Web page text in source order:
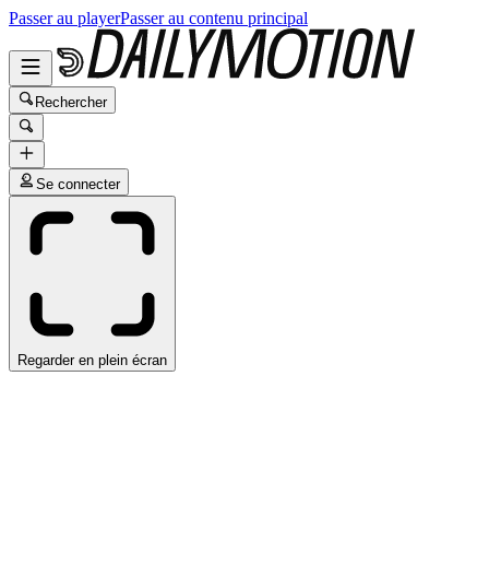
Passer au playerPasser au contenu principal
Rechercher
Se connecter
Regarder en plein écran